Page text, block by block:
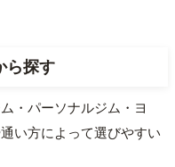
ら探す
・パーソナルジム・ヨ
い方によって選びやすい